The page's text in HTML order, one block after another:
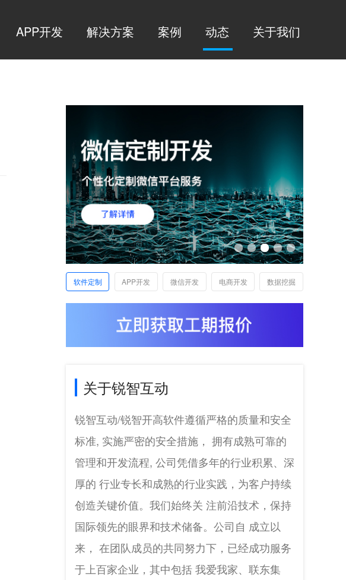
APP开发 解决方案 案例 动态 关于我们
软件定制 APP开发 微信开发 电商开发 数据挖掘
关于锐智互动
锐智互动/锐智开高软件遵循严格的质量和安全
标准, 实施严密的安全措施， 拥有成熟可靠的
管理和开发流程, 公司凭借多年的行业积累、深
厚的 行业专长和成熟的行业实践，为客户持续
创造关键价值。我们始终关 注前沿技术，保持
国际领先的眼界和技术储备。公司自 成立以
来， 在团队成员的共同努力下，已经成功服务
于上百家企业，其中包括 我爱我家、联东集